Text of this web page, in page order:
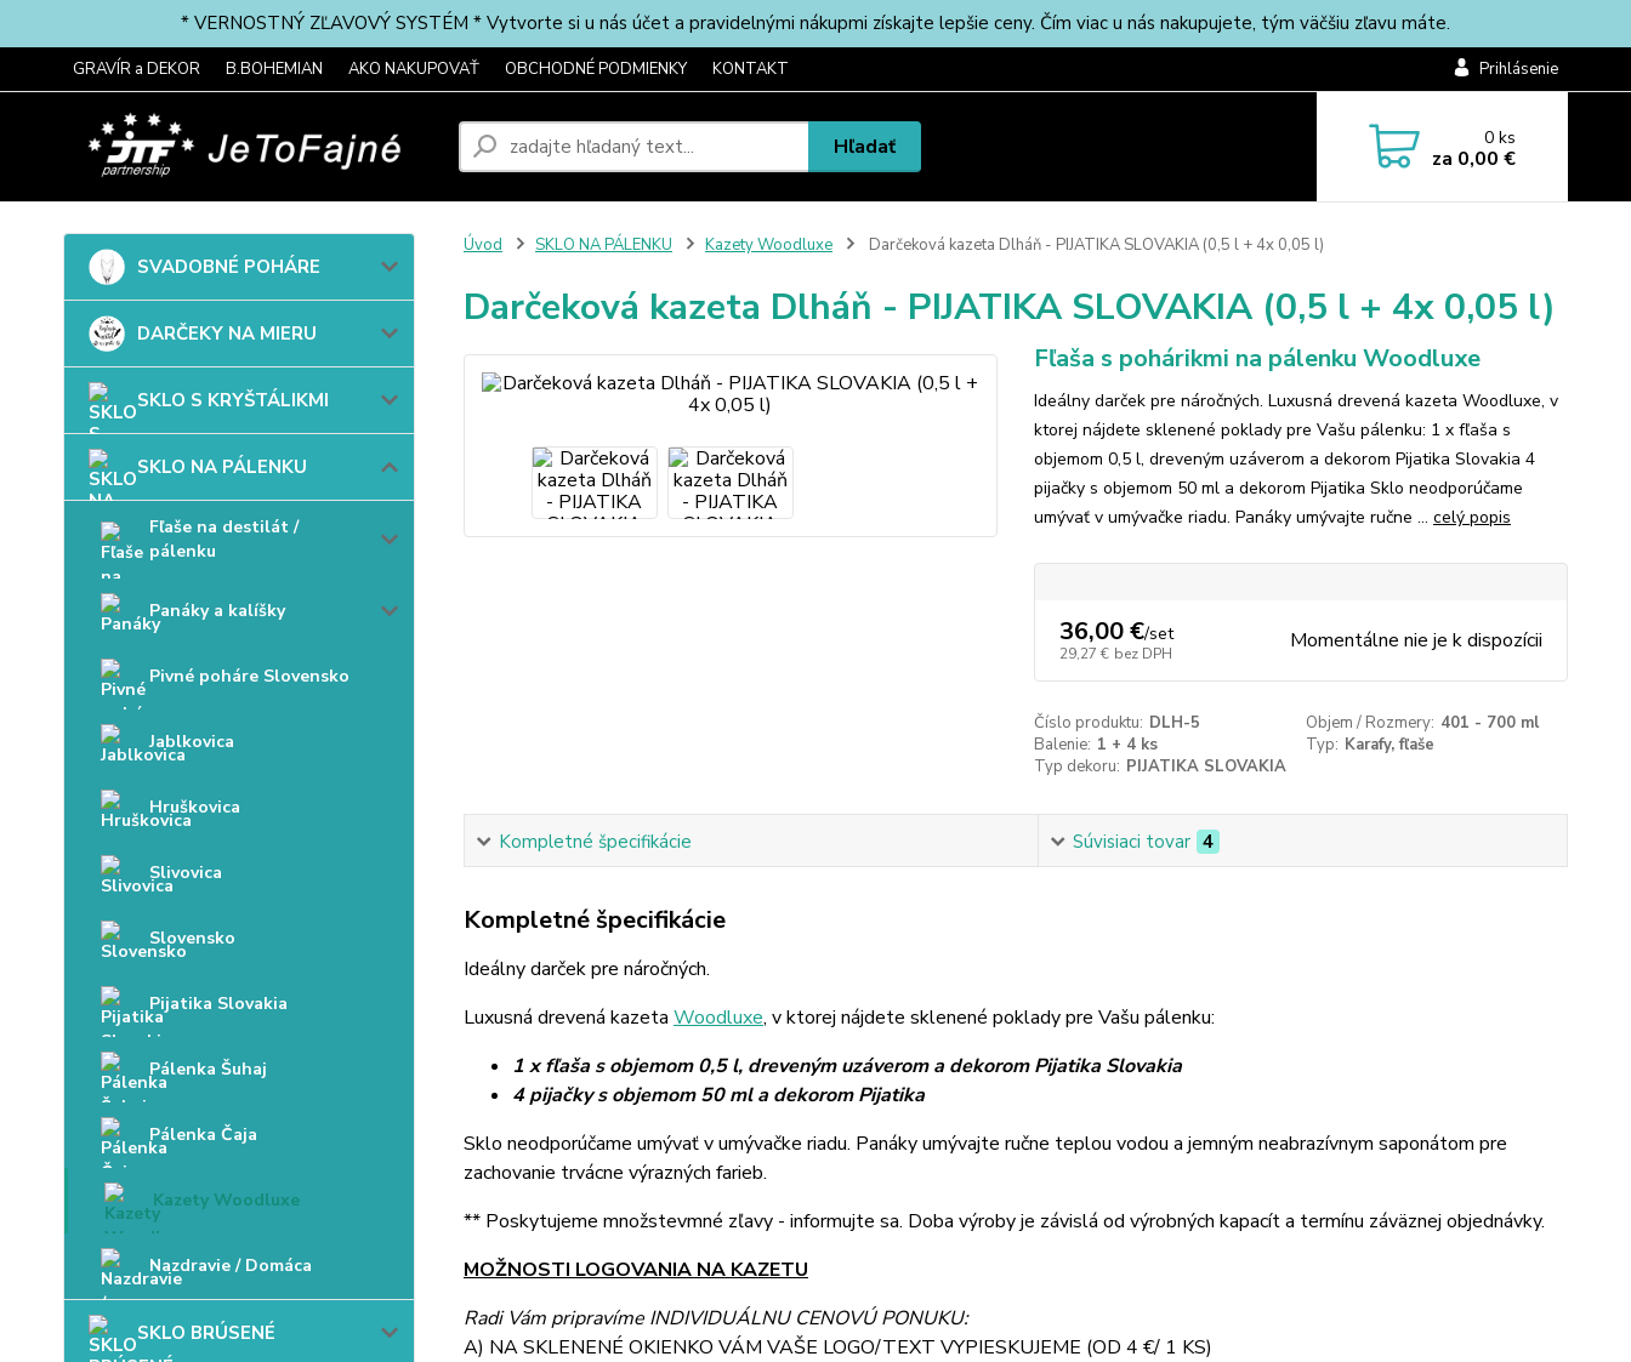
* VERNOSTNÝ ZĽAVOVÝ SYSTÉM * Vytvorte si u nás účet a pravidelnými nákupmi získajte lepšie ceny. Čím viac u nás nakupujete, tým väčšiu zľavu máte.
GRAVÍR a DEKOR B.BOHEMIAN AKO NAKUPOVAŤ OBCHODNÉ PODMIENKY KONTAKT Prihlásenie
Hľadať 0ks
za 0,00 €
SVADOBNÉ POHÁRE
DARČEKY NA MIERU
SKLO S KRYŠTÁLIKMI
SKLO NA PÁLENKU
Fľaše na destilát /
pálenku
Panáky a kalíšky
Pivné poháre Slovensko
Jablkovica
Hruškovica
Slivovica
Slovensko
Pijatika Slovakia
Pálenka Šuhaj
Pálenka Čaja
Kazety Woodluxe
Nazdravie / Domáca
SKLO BRÚSENÉ
Úvod SKLO NA PÁLENKU Kazety Woodluxe Darčeková kazeta Dlháň - PIJATIKA SLOVAKIA (0,5 l + 4x 0,05 l)
Darčeková kazeta Dlháň - PIJATIKA SLOVAKIA (0,5 l + 4x 0,05 l)
Fľaša s pohárikmi na pálenku Woodluxe
Ideálny darček pre náročných. Luxusná drevená kazeta Woodluxe, v
ktorej nájdete sklenené poklady pre Vašu pálenku: 1 x fľaša s
objemom 0,5 l, dreveným uzáverom a dekorom Pijatika Slovakia 4
pijačky s objemom 50 ml a dekorom Pijatika Sklo neodporúčame
umývať v umývačke riadu. Panáky umývajte ručne ... celý popis
36,00 €/set
29,27 € bez DPH Momentálne nie je k dispozícii
Číslo produktu: DLH-5 Objem / Rozmery: 401 - 700 ml
Balenie: 1 + 4 ks Typ: Karafy, fľaše
Typ dekoru: PIJATIKA SLOVAKIA
Kompletné špecifikácie Súvisiaci tovar 4
Kompletné špecifikácie
Ideálny darček pre náročných.
Luxusná drevená kazeta Woodluxe, v ktorej nájdete sklenené poklady pre Vašu pálenku:
1 x fľaša s objemom 0,5 l, dreveným uzáverom a dekorom Pijatika Slovakia
4 pijačky s objemom 50 ml a dekorom Pijatika
Sklo neodporúčame umývať v umývačke riadu. Panáky umývajte ručne teplou vodou a jemným neabrazívnym saponátom pre
zachovanie trvácne výrazných farieb.
** Poskytujeme množstevmné zľavy - informujte sa. Doba výroby je závislá od výrobných kapacít a termínu záväznej objednávky.
MOŽNOSTI LOGOVANIA NA KAZETU
Radi Vám pripravíme INDIVIDUÁLNU CENOVÚ PONUKU:
A) NA SKLENENÉ OKIENKO VÁM VAŠE LOGO/TEXT VYPIESKUJEME (OD 4 €/ 1 KS)